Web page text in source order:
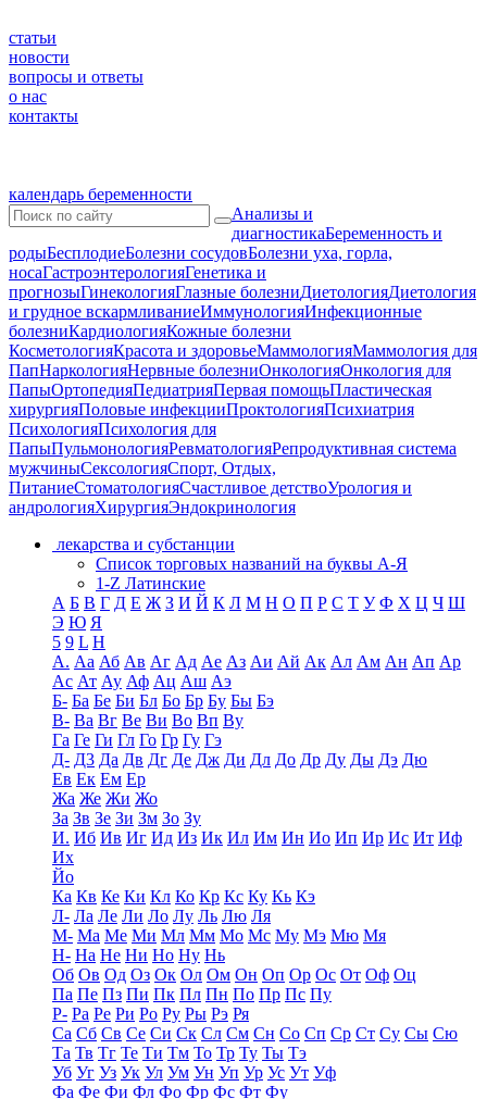
статьи
новости
вопросы и ответы
о нас
контакты
календарь беременности
Анализы и
диагностикаБеременность и
родыБесплодиеБолезни сосудовБолезни уха, горла,
носаГастроэнтерологияГенетика и
прогнозыГинекологияГлазные болезниДиетологияДиетология
и грудное вскармливаниеИммунологияИнфекционные
болезниКардиологияКожные болезни
КосметологияКрасота и здоровьеМаммологияМаммология для
ПапНаркологияНервные болезниОнкологияОнкология для
ПапыОртопедияПедиатрияПервая помощьПластическая
хирургияПоловые инфекцииПроктологияПсихиатрия
ПсихологияПсихология для
ПапыПульмонологияРевматологияРепродуктивная система
мужчиныСексологияСпорт, Отдых,
ПитаниеСтоматологияСчастливое детствоУрология и
андрологияХирургияЭндокринология
лекарства и субстанции
Список торговых названий на буквы А-Я
1-Z Латинские
А Б В Г Д Е Ж З И Й К Л М Н О П Р С Т У Ф Х Ц Ч Ш
Э Ю Я
5 9 L H
А. Аа Аб Ав Аг Ад Ае Аз Аи Ай Ак Ал Ам Ан Ап Ар
Ас Ат Ау Аф Ац Аш Аэ
Б- Ба Бе Би Бл Бо Бр Бу Бы Бэ
В- Ва Вг Ве Ви Во Вп Ву
Га Ге Ги Гл Го Гр Гу Гэ
Д- Д3 Да Дв Дг Де Дж Ди Дл До Др Ду Ды Дэ Дю
Ев Ек Ем Ер
Жа Же Жи Жо
За Зв Зе Зи Зм Зо Зу
И. Иб Ив Иг Ид Из Ик Ил Им Ин Ио Ип Ир Ис Ит Иф
Их
Йо
Ка Кв Ке Ки Кл Ко Кр Кс Ку Кь Кэ
Л- Ла Ле Ли Ло Лу Ль Лю Ля
М- Ма Ме Ми Мл Мм Мо Мс Му Мэ Мю Мя
Н- На Не Ни Но Ну Нь
Об Ов Од Оз Ок Ол Ом Он Оп Ор Ос От Оф Оц
Па Пе Пз Пи Пк Пл Пн По Пр Пс Пу
Р- Ра Ре Ри Ро Ру Ры Рэ Ря
Са Сб Св Се Си Ск Сл См Сн Со Сп Ср Ст Су Сы Сю
Та Тв Тг Те Ти Тм То Тр Ту Ты Тэ
Уб Уг Уз Ук Ул Ум Ун Уп Ур Ус Ут Уф
Фа Фе Фи Фл Фо Фр Фс Фт Фу